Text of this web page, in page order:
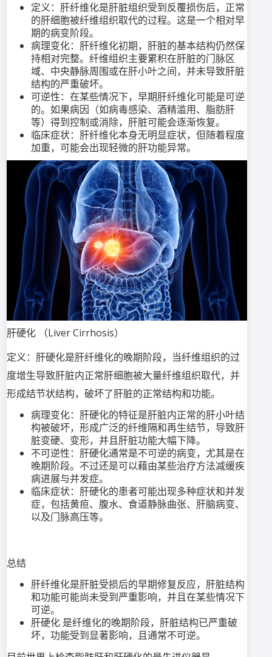
定义：肝纤维化是肝脏组织受到反覆损伤后，正常
的肝细胞被纤维组织取代的过程。这是一个相对早
期的病变阶段。
病理变化：肝纤维化初期，肝脏的基本结构仍然保
持相对完整。纤维组织主要累积在肝脏的门脉区
域、中央静脉周围或在肝小叶之间，并未导致肝脏
结构的严重破坏。
可逆性：在某些情况下，早期肝纤维化可能是可逆
的。如果病因（如病毒感染、酒精滥用、脂肪肝
等）得到控制或消除，肝脏可能会逐渐恢复。
临床症状：肝纤维化本身无明显症状，但随着程度
加重，可能会出现轻微的肝功能异常。
肝硬化 （Liver Cirrhosis）
定义：肝硬化是肝纤维化的晚期阶段，当纤维组织的过
度增生导致肝脏内正常肝细胞被大量纤维组织取代，并
形成结节状结构，破坏了肝脏的正常结构和功能。
病理变化：肝硬化的特征是肝脏内正常的肝小叶结
构被破坏，形成广泛的纤维隔和再生结节，导致肝
脏变硬、变形，并且肝脏功能大幅下降。
不可逆性：肝硬化通常是不可逆的病变，尤其是在
晚期阶段。不过还是可以藉由某些治疗方法减缓疾
病进展与并发症。
临床症状：肝硬化的患者可能出现多种症状和并发
症，包括黄疸、腹水、食道静脉曲张、肝脑病变、
以及门脉高压等。
总结
肝纤维化是肝脏受损后的早期修复反应，肝脏结构
和功能可能尚未受到严重影响，并且在某些情况下
可逆。
肝硬化 是纤维化的晚期阶段，肝脏结构已严重破
坏，功能受到显著影响，且通常不可逆。